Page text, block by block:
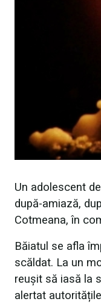
Un adolescent
după-amiază,
Cotmeana, în
Băiatul se afla
scăldat. La un
reușit să iasă la
alertat